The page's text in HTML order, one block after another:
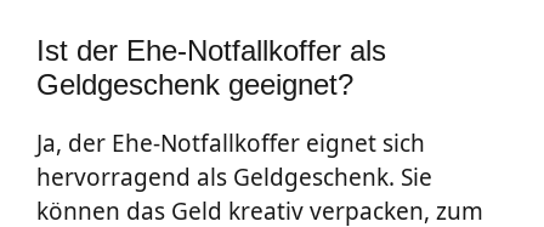
Ist der Ehe-Notfallkoffer als
Geldgeschenk geeignet?
Ja, der Ehe-Notfallkoffer eignet sich
hervorragend als Geldgeschenk. Sie
können das Geld kreativ verpacken, zum